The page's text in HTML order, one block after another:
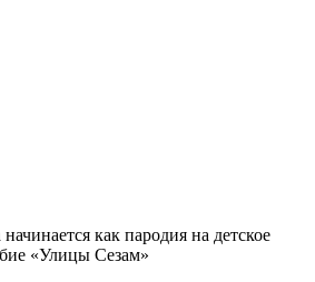
как пародия на детское
«Улицы Сезам»